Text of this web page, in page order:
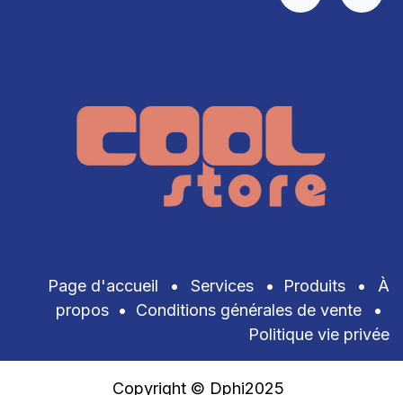
Page d'accueil • Services • Produits •
À
propos • Conditions générales de vente
•
Politique vie privée
Copyright © Dphi2025